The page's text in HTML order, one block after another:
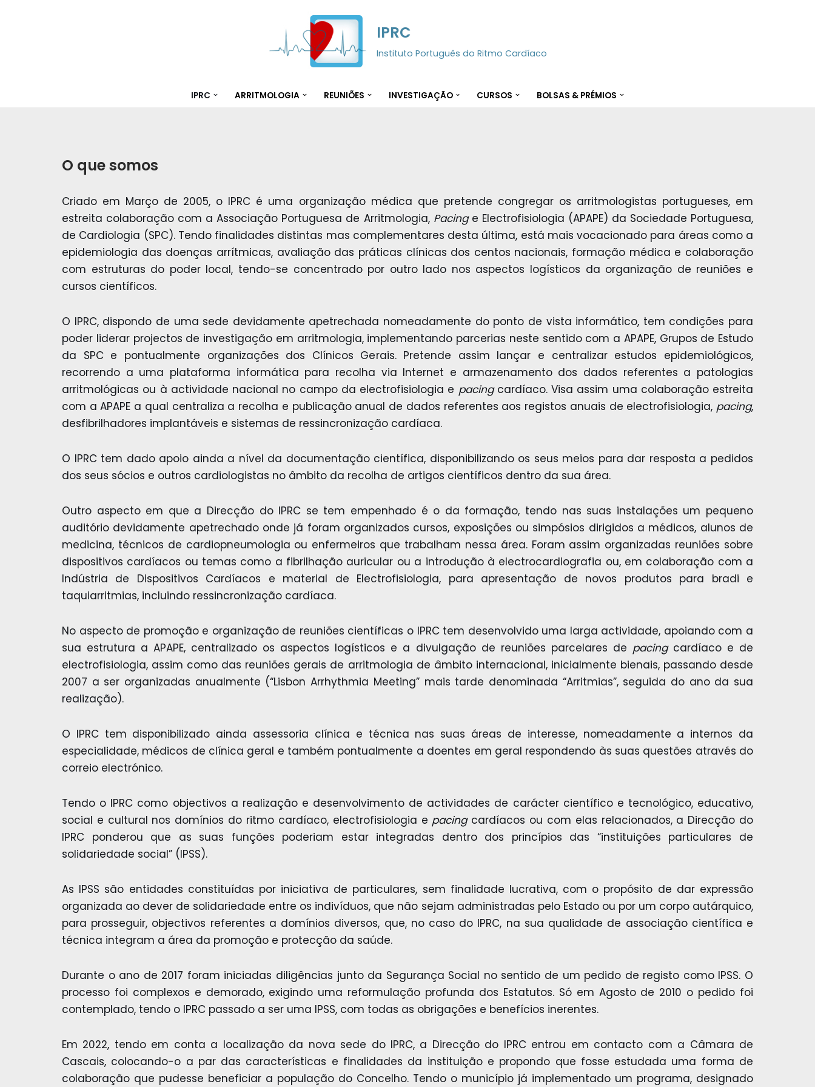
IPRC
Instituto Português do Ritmo Cardíaco
IPRC ARRITMOLOGIA REUNIÕES INVESTIGAÇÃO CURSOS BOLSAS & PRÉMIOS
O que somos
Criado em Março de 2005, o IPRC é uma organização médica que pretende congregar os arritmologistas portugueses, em
estreita colaboração com a Associação Portuguesa de Arritmologia, Pacinge Electrofisiologia (APAPE) da Sociedade Portuguesa,
de Cardiologia (SPC). Tendo finalidades distintas mas complementares desta última, está mais vocacionado para áreas como a
epidemiologia das doenças arrítmicas, avaliação das práticas clínicas dos centos nacionais, formação médica e colaboração
com estruturas do poder local, tendo-se concentrado por outro lado nos aspectos logísticos da organização de reuniões e
cursos científicos.
O IPRC, dispondo de uma sede devidamente apetrechada nomeadamente do ponto de vista informático, tem condições para
poder liderar projectos de investigação em arritmologia, implementando parcerias neste sentido com a APAPE, Grupos de Estudo
da SPC e pontualmente organizações dos Clínicos Gerais. Pretende assim lançar e centralizar estudos epidemiológicos,
recorrendo a uma plataforma informática para recolha via Internet e armazenamento dos dados referentes a patologias
arritmológicas ou à actividade nacional no campo da electrofisiologia e pacingcardíaco. Visa assim uma colaboração estreita
com a APAPE a qual centraliza a recolha e publicação anual de dados referentes aos registos anuais de electrofisiologia, pacing,
desfibrilhadores implantáveis e sistemas de ressincronização cardíaca.
O IPRC tem dado apoio ainda a nível da documentação científica, disponibilizando os seus meios para dar resposta a pedidos
dos seus sócios e outros cardiologistas no âmbito da recolha de artigos científicos dentro da sua área.
Outro aspecto em que a Direcção do IPRC se tem empenhado é o da formação, tendo nas suas instalações um pequeno
auditório devidamente apetrechado onde já foram organizados cursos, exposições ou simpósios dirigidos a médicos, alunos de
medicina, técnicos de cardiopneumologia ou enfermeiros que trabalham nessa área. Foram assim organizadas reuniões sobre
dispositivos cardíacos ou temas como a fibrilhação auricular ou a introdução à electrocardiografia ou, em colaboração com a
Indústria de Dispositivos Cardíacos e material de Electrofisiologia, para apresentação de novos produtos para bradi e
taquiarritmias, incluindo ressincronização cardíaca.
No aspecto de promoção e organização de reuniões científicas o IPRC tem desenvolvido uma larga actividade, apoiando com a
sua estrutura a APAPE, centralizado os aspectos logísticos e a divulgação de reuniões parcelares de pacingcardíaco e de
electrofisiologia, assim como das reuniões gerais de arritmologia de âmbito internacional, inicialmente bienais, passando desde
2007 a ser organizadas anualmente (“Lisbon Arrhythmia Meeting” mais tarde denominada “Arritmias”, seguida do ano da sua
realização).
O IPRC tem disponibilizado ainda assessoria clínica e técnica nas suas áreas de interesse, nomeadamente a internos da
especialidade, médicos de clínica geral e também pontualmente a doentes em geral respondendo às suas questões através do
correio electrónico.
Tendo o IPRC como objectivos a realização e desenvolvimento de actividades de carácter científico e tecnológico, educativo,
social e cultural nos domínios do ritmo cardíaco, electrofisiologia e pacingcardíacos ou com elas relacionados, a Direcção do
IPRC ponderou que as suas funções poderiam estar integradas dentro dos princípios das “instituições particulares de
solidariedade social” (IPSS).
As IPSS são entidades constituídas por iniciativa de particulares, sem finalidade lucrativa, com o propósito de dar expressão
organizada ao dever de solidariedade entre os indivíduos, que não sejam administradas pelo Estado ou por um corpo autárquico,
para prosseguir, objectivos referentes a domínios diversos, que, no caso do IPRC, na sua qualidade de associação científica e
técnica integram a área da promoção e protecção da saúde.
Durante o ano de 2017 foram iniciadas diligências junto da Segurança Social no sentido de um pedido de registo como IPSS. O
processo foi complexos e demorado, exigindo uma reformulação profunda dos Estatutos. Só em Agosto de 2010 o pedido foi
contemplado, tendo o IPRC passado a ser uma IPSS, com todas as obrigações e benefícios inerentes.
Em 2022, tendo em conta a localização da nova sede do IPRC, a Direcção do IPRC entrou em contacto com a Câmara de
Cascais, colocando-o a par das características e finalidades da instituição e propondo que fosse estudada uma forma de
colaboração que pudesse beneficiar a população do Concelho. Tendo o município já implementado um programa, designado